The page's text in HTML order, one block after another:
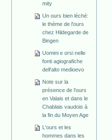
mity
Un ours bien léché:
le thème de l'ours
chez Hildegarde de
Bingen
Uomini e orsi nelle
fonti agiografiche
dell'alto medioevo
Note sur la
présence de l'ours
en Valais et dans le
Chablais vaudois à
la fin du Moyen Age
L'ours et les
hommes dans les